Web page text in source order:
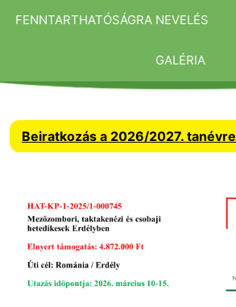
FENNTARTHATÓSÁGRA NEVELÉS
GALÉRIA
Beiratkozás a 2026/2027. tanévre